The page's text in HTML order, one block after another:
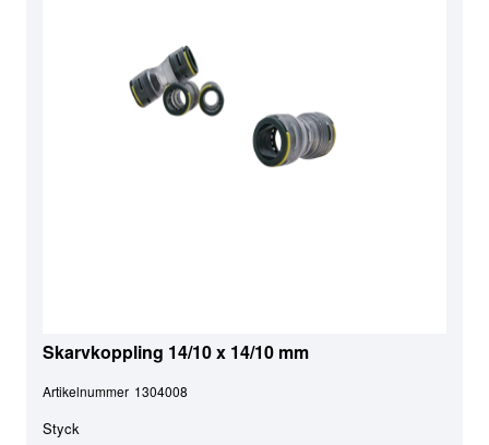
Skarvkoppling 14/10 x 14/10 mm
Artikelnummer 1304008
Styck